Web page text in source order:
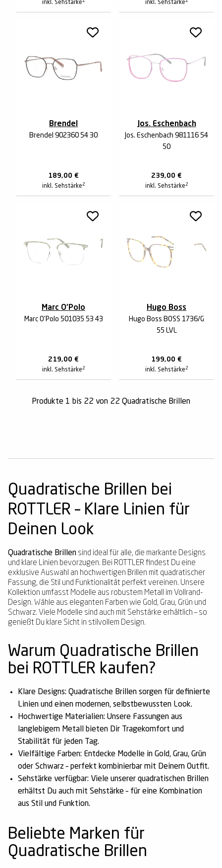
inkl. Sehstärke inkl. Sehstärke
Brendel
Brendel 902360 54 30
189,00 €
inkl. Sehstärke 2
Jos. Eschenbach
Jos. Eschenbach 981116 54
50
239,00 €
inkl. Sehstärke 2
Marc O'Polo
Marc O'Polo 501035 53 43
219,00 €
inkl. Sehstärke 2
Hugo Boss
Hugo Boss BOSS 1736/G
55 LVL
199,00 €
inkl. Sehstärke 2
Produkte 1 bis 22 von 22 Quadratische Brillen
Quadratische Brillen bei
ROTTLER – Klare Linien für
Deinen Look
Quadratische Brillen sind ideal für alle, die markante Designs
und klare Linien bevorzugen. Bei ROTTLER findest Du eine
exklusive Auswahl an hochwertigen Brillen mit quadratischer
Fassung, die Stil und Funktionalität perfekt vereinen. Unsere
Kollektion umfasst Modelle aus robustem Metall im Vollrand-
Design. Wähle aus eleganten Farben wie Gold, Grau, Grün und
Schwarz. Viele Modelle sind auch mit Sehstärke erhältlich – so
genießt Du klare Sicht in stilvollem Design.
Warum Quadratische Brillen
bei ROTTLER kaufen?
Klare Designs: Quadratische Brillen sorgen für definierte
Linien und einen modernen, selbstbewussten Look.
Hochwertige Materialien: Unsere Fassungen aus
langlebigem Metall bieten Dir Tragekomfort und
Stabilität für jeden Tag.
Vielfältige Farben: Entdecke Modelle in Gold, Grau, Grün
oder Schwarz – perfekt kombinierbar mit Deinem Outfit.
Sehstärke verfügbar: Viele unserer quadratischen Brillen
erhältst Du auch mit Sehstärke – für eine Kombination
aus Stil und Funktion.
Beliebte Marken für
Quadratische Brillen